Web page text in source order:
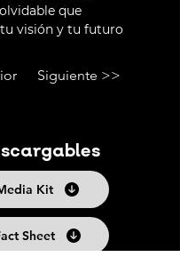
que
visión y tu futuro
Siguiente >>
Kit
Sheet